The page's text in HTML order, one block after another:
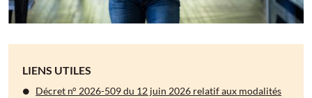
LIENS UTILES
Décret n° 2026-509 du 12 juin 2026 relatif aux modalités